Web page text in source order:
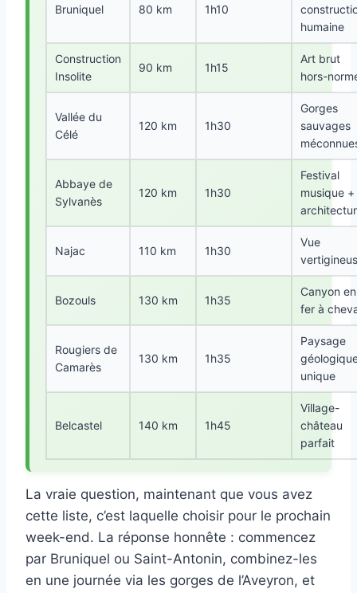
Bruniquel 80 km 1h10
humaine
Construction
Insolite
90 km 1h15
Art brut
hors-
Vallée du
Célé
120 km 1h30
Gorges
sauvages
Abbaye de
Sylvanès
120 km 1h30
Festival
musique +
Najac 110 km 1h30
Vue
Bozouls 130 km 1h35
Canyon en
fer à
Rougiers de
Camarès
130 km 1h35
Paysage
unique
Belcastel 140 km 1h45
Village-
château
parfait
La vraie question, maintenant que vous avez
cette liste, c’est laquelle choisir pour le prochain
week-end. La réponse honnête : commencez
par Bruniquel ou Saint-Antonin, combinez-les
en une journée via les gorges de l’Aveyron, et